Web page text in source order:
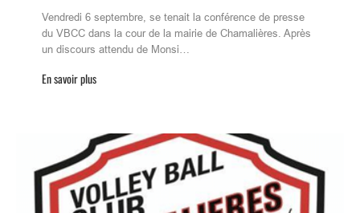
Vendredi 6 septembre, se tenait la conférence de presse
du VBCC dans la cour de la mairie de Chamalières. Après
un discours attendu de Monsi…
En savoir plus